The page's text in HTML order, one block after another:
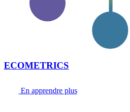
ECOMETRICS
En apprendre plus